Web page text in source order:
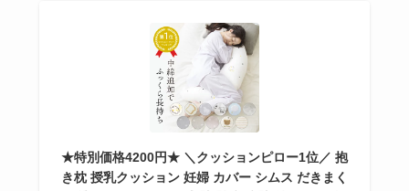
★特別価格4200円★ ＼クッションピロー1位／ 抱
き枕 授乳クッション 妊婦 カバー シムス だきまく